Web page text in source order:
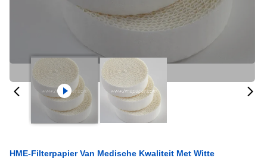
HME-Filterpapier Van Medische Kwaliteit Met Witte